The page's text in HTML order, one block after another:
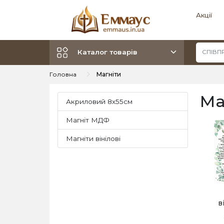
Акції
Каталог товарів
Головна Магніти
Акриловий 8х55см
Магніт МДФ
Магніти вінілові